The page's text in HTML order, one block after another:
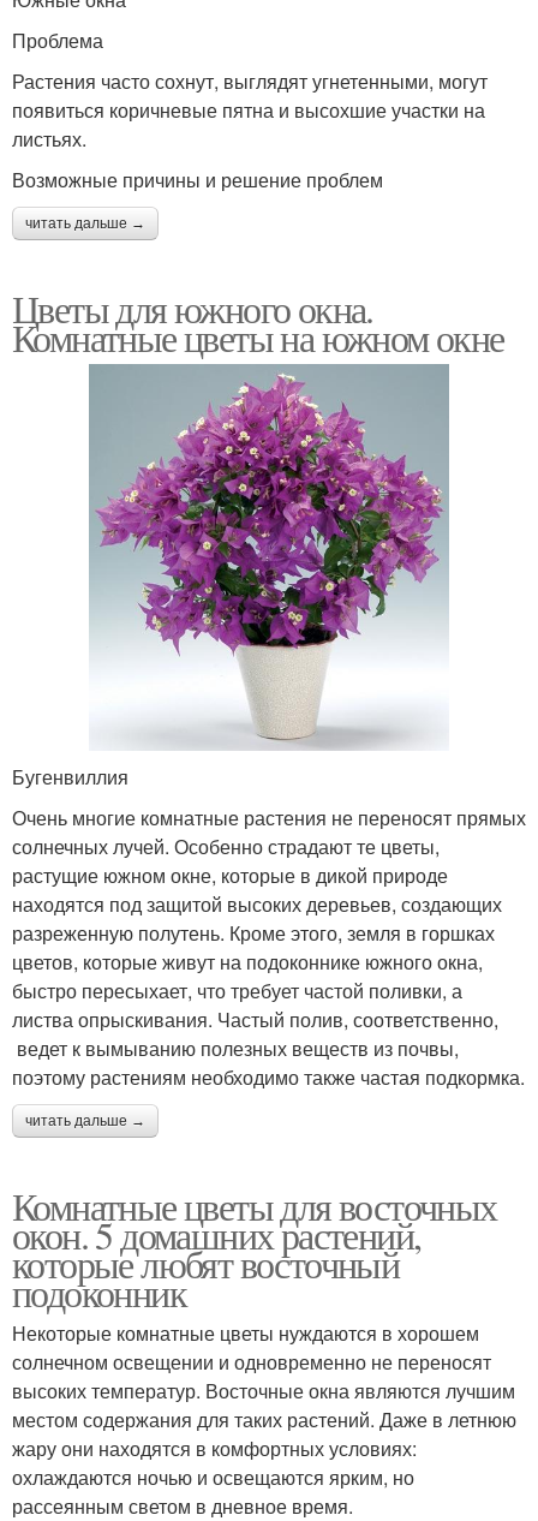
Проблема
Растения часто сохнут, выглядят угнетенными, могут
появиться коричневые пятна и высохшие участки на
листьях.
Возможные причины и решение проблем
читать дальше →
Цветы для южного окна.
Комнатные цветы на южном окне
Бугенвиллия
Очень многие комнатные растения не переносят прямых
солнечных лучей. Особенно страдают те цветы,
растущие южном окне, которые в дикой природе
находятся под защитой высоких деревьев, создающих
разреженную полутень. Кроме этого, земля в горшках
цветов, которые живут на подоконнике южного окна,
быстро пересыхает, что требует частой поливки, а
листва опрыскивания. Частый полив, соответственно,
ведет к вымыванию полезных веществ из почвы,
поэтому растениям необходимо также частая подкормка.
читать дальше →
Комнатные цветы для восточных
окон. 5 домашних растений,
которые любят восточный
подоконник
Некоторые комнатные цветы нуждаются в хорошем
солнечном освещении и одновременно не переносят
высоких температур. Восточные окна являются лучшим
местом содержания для таких растений. Даже в летнюю
жару они находятся в комфортных условиях:
охлаждаются ночью и освещаются ярким, но
рассеянным светом в дневное время.